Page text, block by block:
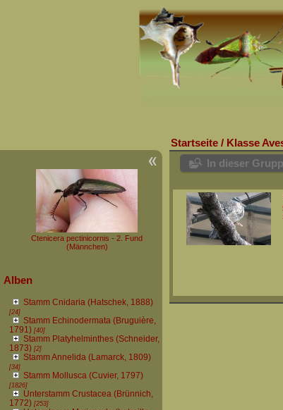
Ctenicera pectinicornis - 2. Fund
(Männchen)
Alben
Stamm Cnidaria (Hatschek, 1888)
[24]
Stamm Echinodermata (Bruguière,
1791)[40]
Stamm Platyhelminthes (Schneider,
1873)[2]
Stamm Annelida (Lamarck, 1809)
[34]
Stamm Mollusca (Cuvier, 1797)
[1826]
Unterstamm Crustacea (Brünnich,
1772)[253]
Startseite / Klasse
In dieser